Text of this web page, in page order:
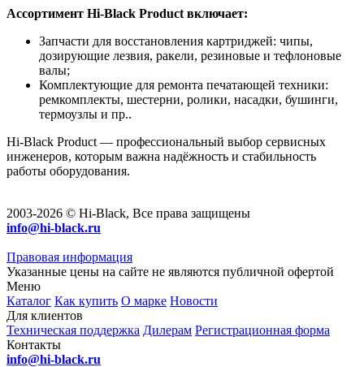
Ассортимент Hi-Black Product включает:
Запчасти для восстановления картриджей: чипы,
дозирующие лезвия, ракели, резиновые и тефлоновые
валы;
Комплектующие для ремонта печатающей техники:
ремкомплекты, шестерни, ролики, насадки, бушинги,
термоузлы и пр..
Hi-Black Product — профессиональный выбор сервисных
инженеров, которым важна надёжность и стабильность
работы оборудования.
2003-2026 © Hi-Black, Все права защищены
info@hi-black.ru
Правовая информация
Указанные цены на сайте не являются публичной офертой
Меню
Каталог Как купить О марке Новости
Для клиентов
Техническая поддержка Дилерам Регистрационная форма
Контакты
info@hi-black.ru